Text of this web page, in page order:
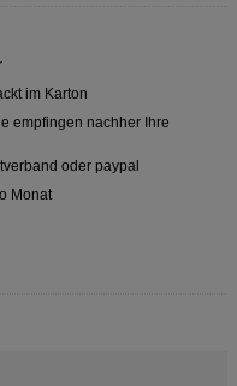
im Karton
empfingen nachher Ihre
oder paypal
Monat